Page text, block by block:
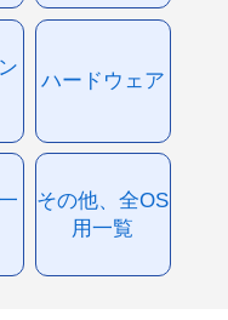
ハードウェア
その他、全OS
用一覧